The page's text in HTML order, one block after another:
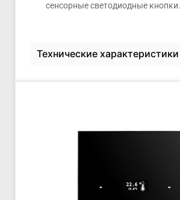
сенсорные светодиодные кнопки.
Технические характеристики